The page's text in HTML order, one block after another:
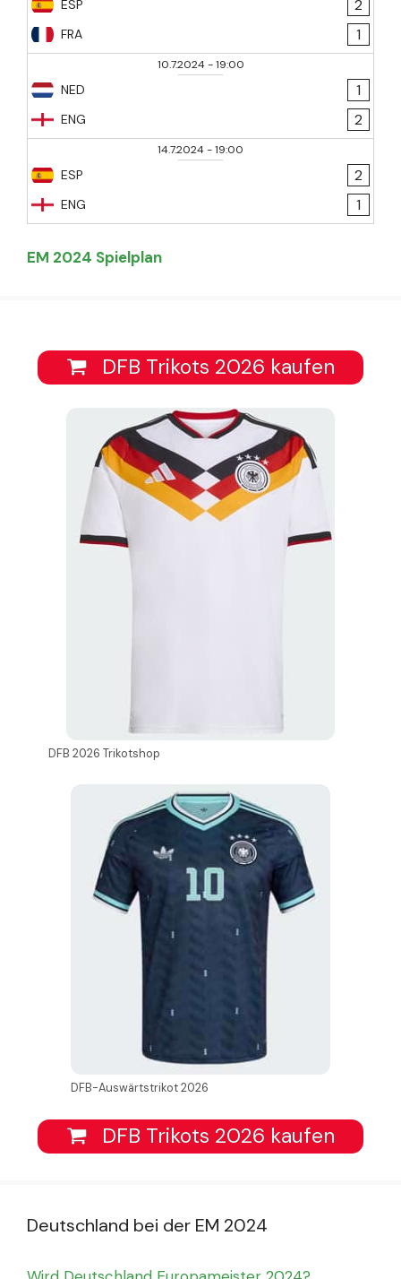
ESP
FRA
2
1
10.7.2024-19:00
NED
ENG
1
2
14.7.2024-19:00
ESP
ENG
2
1
EM 2024 Spielplan
DFB Trikots 2026 kaufen
DFB 2026 Trikotshop
DFB-Auswärtstrikot 2026
DFB Trikots 2026 kaufen
Deutschland bei der EM 2024